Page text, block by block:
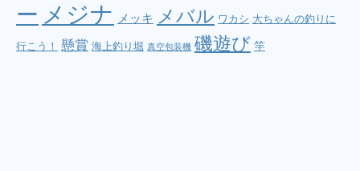
ー メジナ メッキ メバル ワカシ 大ちゃんの釣りに
行こう！ 懸賞 海上釣り堀 真空包装機 磯遊び 竿